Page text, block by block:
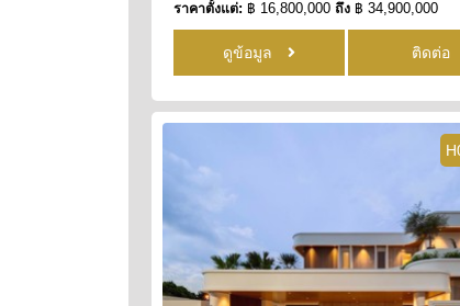
ราคาตั้งแต่: ฿ 16,800,000ถึง ฿ 34,900,000
ดูข้อมูล ติดต่อ